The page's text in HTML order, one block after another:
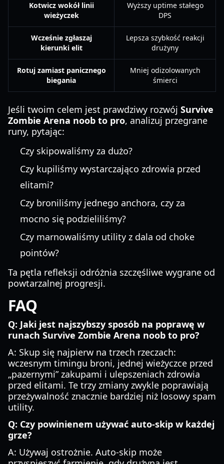
Kotwicz wokół linii
wieżyczek
Wyższy uptime stałego
DPS
Wcześnie zgłaszaj
kierunki elit
Lepsza szybkość reakcji
drużyny
Rotuj zamiast panicznego
biegania
Mniej odizolowanych
śmierci
Jeśli twoim celem jest prawdziwy rozwój Survive
Zombie Arena noob to pro, analizuj przegrane
runy, pytając:
Czy skipowaliśmy za dużo?
Czy kupiliśmy wystarczająco zdrowia przed
elitami?
Czy broniliśmy jednego anchora, czy za
mocno się podzieliliśmy?
Czy marnowaliśmy utility z dala od choke
pointów?
Ta pętla refleksji odróżnia szczęśliwe wygrane od
powtarzalnej progresji.
FAQ
Q: Jaki jest najszybszy sposób na poprawę w
runach Survive Zombie Arena noob to pro?
A: Skup się najpierw na trzech rzeczach:
wczesnym timingu broni, jednej wieżyczce przed
„pazernymi” zakupami i ulepszeniach zdrowia
przed elitami. Te trzy zmiany zwykle poprawiają
przeżywalność znacznie bardziej niż losowy spam
utility.
Q: Czy powinienem używać auto-skip w każdej
grze?
A: Używaj ostrożnie. Auto-skip może